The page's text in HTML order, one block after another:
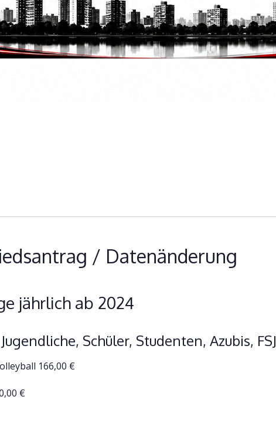
/ Datenänderung
jährlich ab 2024
Schüler, Studenten, Azubis, FSJ
166,00 €
€